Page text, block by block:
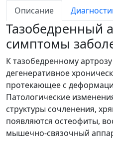
Описание
Тазобедренный
симптомы
К тазобедренному
дегенеративное
протекающее с
Патологические
структуры сочленения,
появляются остеофиты,
мышечно-связочный